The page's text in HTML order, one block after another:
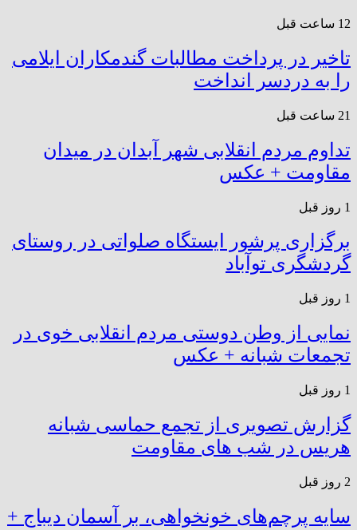
12 ساعت قبل
تاخیر در پرداخت مطالبات گندمکاران ایلامی
را به دردسر انداخت
21 ساعت قبل
تداوم مردم انقلابی شهر آبدان در میدان
مقاومت + عکس
1 روز قبل
برگزاری پرشور ایستگاه صلواتی در روستای
گردشگری توآباد
1 روز قبل
نمایی از وطن دوستی مردم انقلابی خوی در
تجمعات شبانه + عکس
1 روز قبل
گزارش تصویری از تجمع حماسی شبانه
هریس در شب های مقاومت
2 روز قبل
سایه پرچم‌های خونخواهی، بر آسمان دیباج +